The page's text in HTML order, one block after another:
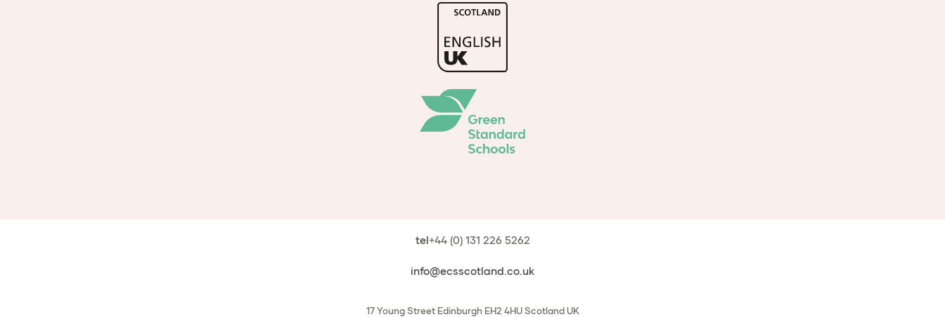
tel+44 (0) 131 226 5262
info@ecsscotland.co.uk
17 Young Street Edinburgh EH2 4HU Scotland UK